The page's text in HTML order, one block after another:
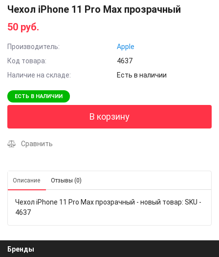
Чехол iPhone 11 Pro Max прозрачный
50 руб.
Производитель:
Apple
Код товара:
4637
Наличие на складе:
Есть в наличии
ЕСТЬ В НАЛИЧИИ
В корзину
Сравнить
Описание Отзывы (0)
Чехол iPhone 11 Pro Max прозрачный - новый товар: SKU -
4637
Бренды